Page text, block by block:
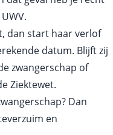
dan start haar verlof
datum. Blijft zij
zwangerschap of
Ziektewet.
Dan
en